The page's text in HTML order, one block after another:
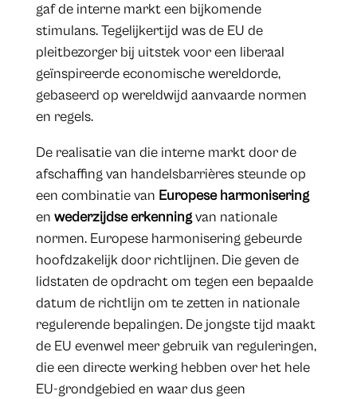
gaf de interne markt een bijkomende
stimulans. Tegelijkertijd was de EU de
pleitbezorger bij uitstek voor een liberaal
geïnspireerde economische wereldorde,
gebaseerd op wereldwijd aanvaarde normen
en regels.
De realisatie van die interne markt door de
afschaffing van handelsbarrières steunde op
een combinatie van Europese harmonisering
en wederzijdse erkenningvan nationale
normen. Europese harmonisering gebeurde
hoofdzakelijk door richtlijnen. Die geven de
lidstaten de opdracht om tegen een bepaalde
datum de richtlijn om te zetten in nationale
regulerende bepalingen. De jongste tijd maakt
de EU evenwel meer gebruik van reguleringen,
die een directe werking hebben over het hele
EU-grondgebied en waar dus geen